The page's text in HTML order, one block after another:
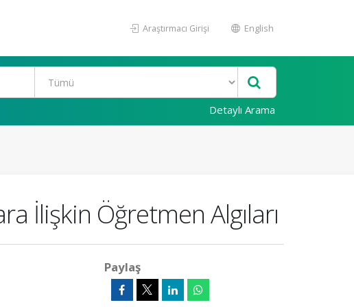
Araştırmacı Girişi English
Detaylı Arama
İlişkin Öğretmen Algıları
Paylaş